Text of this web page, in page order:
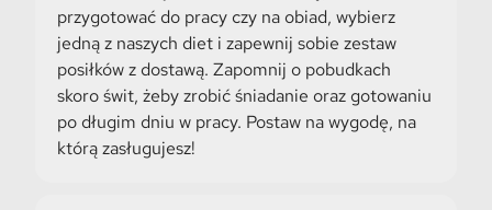
przygotować do pracy czy na obiad, wybierz
jedną z naszych diet i zapewnij sobie zestaw
posiłków z dostawą. Zapomnij o pobudkach
skoro świt, żeby zrobić śniadanie oraz gotowaniu
po długim dniu w pracy. Postaw na wygodę, na
którą zasługujesz!